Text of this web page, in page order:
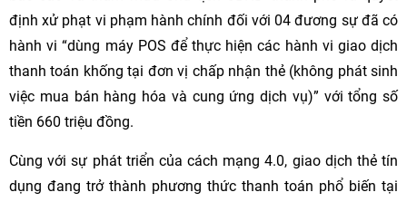
định xử phạt vi phạm hành chính đối với 04 đương sự đã có
hành vi “dùng máy POS để thực hiện các hành vi giao dịch
thanh toán khống tại đơn vị chấp nhận thẻ (không phát sinh
việc mua bán hàng hóa và cung ứng dịch vụ)” với tổng số
tiền 660 triệu đồng.
Cùng với sự phát triển của cách mạng 4.0, giao dịch thẻ tín
dụng đang trở thành phương thức thanh toán phổ biến tại